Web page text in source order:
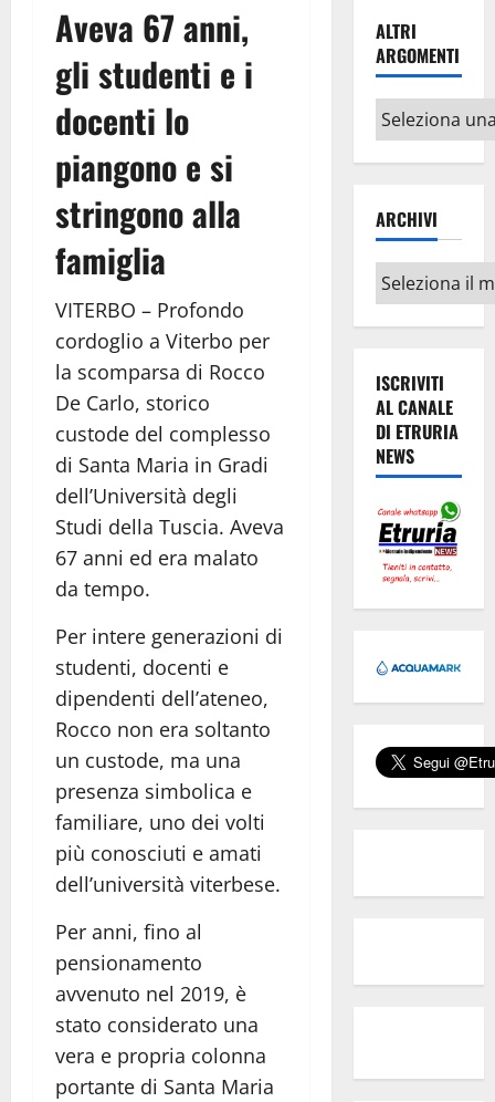
Aveva 67 anni,
gli studenti e i
docenti lo
piangono e si
stringono alla
famiglia
VITERBO – Profondo
cordoglio a Viterbo per
la scomparsa di Rocco
De Carlo, storico
custode del complesso
di Santa Maria in Gradi
dell’Università degli
Studi della Tuscia. Aveva
67 anni ed era malato
da tempo.
Per intere generazioni di
studenti, docenti e
dipendenti dell’ateneo,
Rocco non era soltanto
un custode, ma una
presenza simbolica e
familiare, uno dei volti
più conosciuti e amati
dell’università viterbese.
Per anni, fino al
pensionamento
avvenuto nel 2019, è
stato considerato una
vera e propria colonna
portante di Santa Maria
ALTRI
ARGOMENTI
Altri
argomenti
ARCHIVI
Archivi
ISCRIVITI
AL CANALE
DI ETRURIA
NEWS